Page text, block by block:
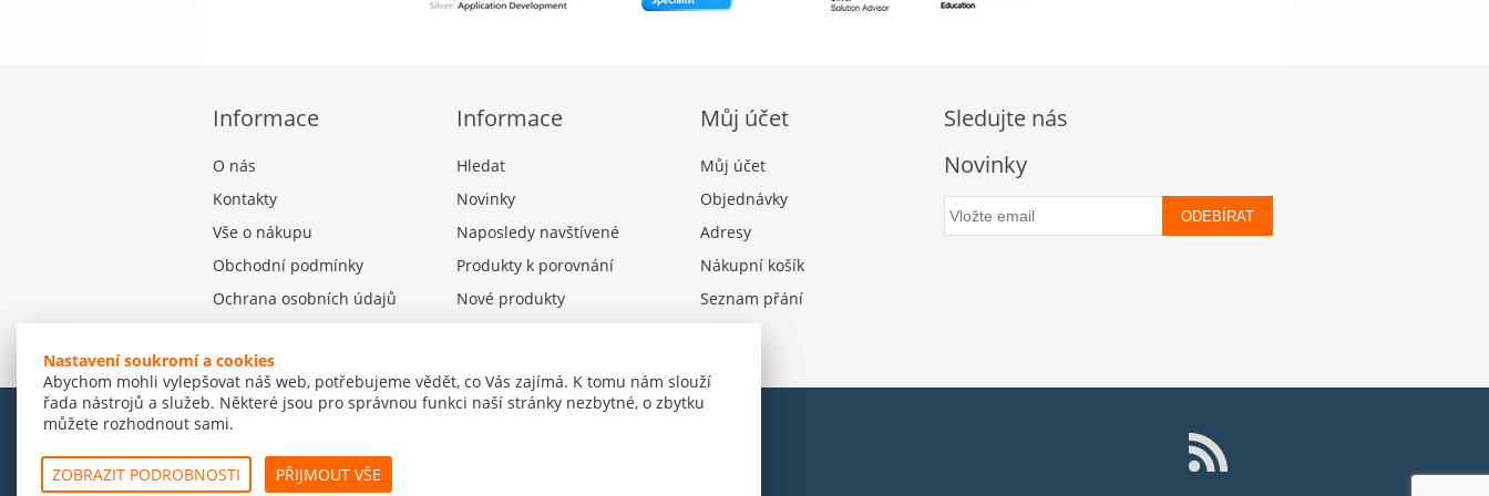
Nastavení soukromí a cookies
Abychom mohli vylepšovat náš web, potřebujeme vědět, co Vás zajímá. K tomu nám slouží
řada nástrojů a služeb. Některé jsou pro správnou funkci naší stránky nezbytné, o zbytku
můžete rozhodnout sami.
ZOBRAZIT PODROBNOSTI PŘIJMOUT VŠE
Informace
O nás
Kontakty
Vše o nákupu
Obchodní podmínky
Ochrana osobních údajů
Informace
Hledat
Novinky
Naposledy navštívené
Produkty k porovnání
Nové produkty
Můj účet
Můj účet
Objednávky
Adresy
Nákupní košík
Seznam přání
Sledujte nás
Novinky
ODEBÍRAT
Powered bynopCommerce